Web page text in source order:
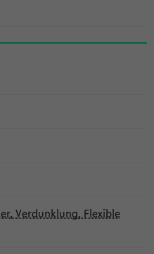
Verdunklung, Flexible